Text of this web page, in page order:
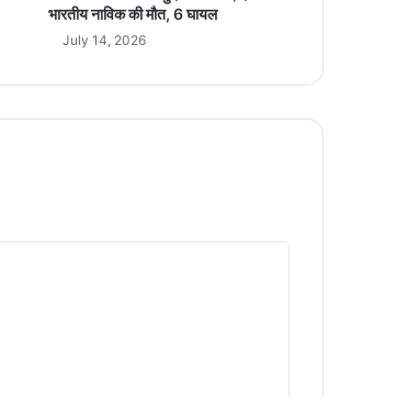
भारतीय नाविक की मौत, 6 घायल
July 14, 2026